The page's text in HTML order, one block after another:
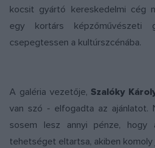
kocsit gyártó kereskedelmi cég
egy kortárs képzőművészeti
csepegtessen a kultúrszcénába.
A galéria vezetője, Szalóky
van szó - elfogadta az ajánlatot.
sosem lesz annyi pénze,
tehetséget eltartsa, akiben